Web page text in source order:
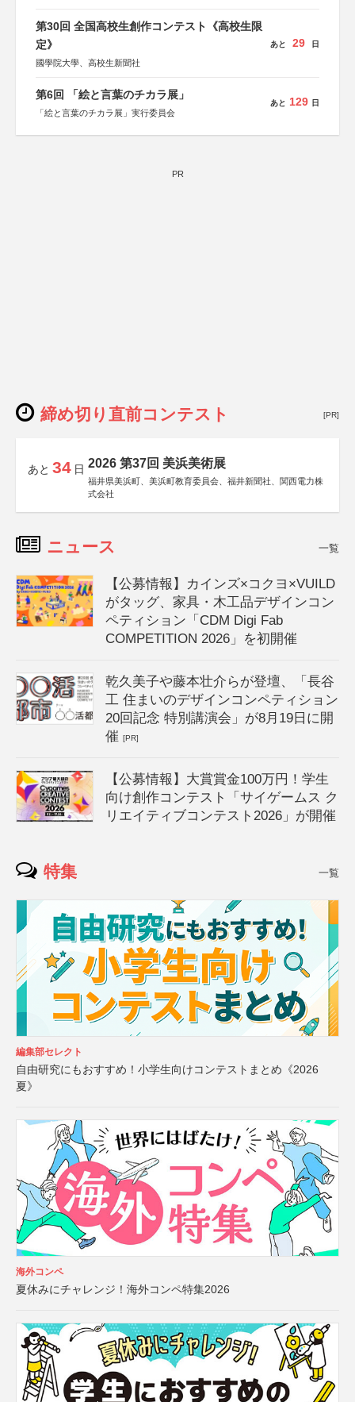
第30回 全国高校生創作コンテスト《高校生限
定》
國學院大學、高校生新聞社
あと 29 日
第6回 「絵と言葉のチカラ展」
「絵と言葉のチカラ展」実行委員会
あと 129 日
PR
締め切り直前コンテスト [PR]
あと 34 日 2026 第37回 美浜美術展
福井県美浜町、美浜町教育委員会、福井新聞社、関西電力株
式会社
ニュース 一覧
【公募情報】カインズ×コクヨ×VUILD
がタッグ、家具・木工品デザインコン
ペティション「CDM Digi Fab
COMPETITION 2026」を初開催
乾久美子や藤本壮介らが登壇、「長谷
工 住まいのデザインコンペティション
20回記念 特別講演会」が8月19日に開
催[PR]
【公募情報】大賞賞金100万円！学生
向け創作コンテスト「サイゲームス ク
リエイティブコンテスト2026」が開催
特集 一覧
編集部セレクト
自由研究にもおすすめ！小学生向けコンテストまとめ《2026
夏》
海外コンペ
夏休みにチャレンジ！海外コンペ特集2026